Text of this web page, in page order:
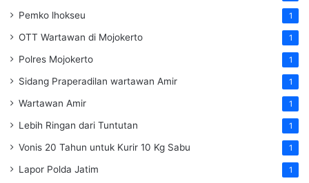
Pemko lhokseu 1
OTT Wartawan di Mojokerto 1
Polres Mojokerto 1
Sidang Praperadilan wartawan Amir 1
Wartawan Amir 1
Lebih Ringan dari Tuntutan 1
Vonis 20 Tahun untuk Kurir 10 Kg Sabu 1
Lapor Polda Jatim 1